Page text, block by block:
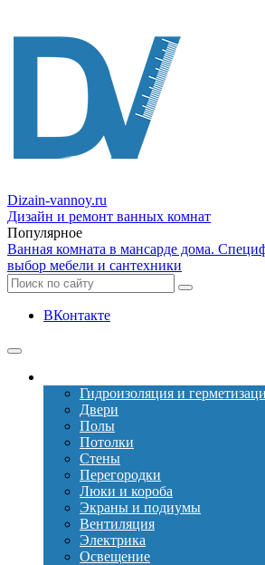
Dizain-vannoy.ru
Дизайн и ремонт ванных комнат
Популярное
Ванная комната в мансарде дома.
выбор мебели и сантехники
ВКонтакте
Гидроизоляция и
Двери
Полы
Потолки
Стены
Перегородки
Люки и короба
Экраны и подиумы
Вентиляция
Электрика
Освещение